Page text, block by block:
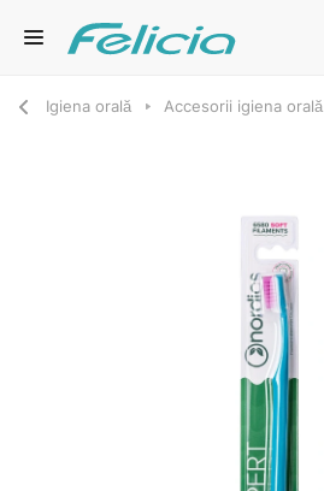
Igiena orală Accesorii igiena orală